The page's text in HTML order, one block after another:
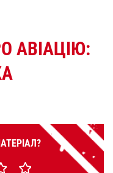
АВІАЦІЮ: